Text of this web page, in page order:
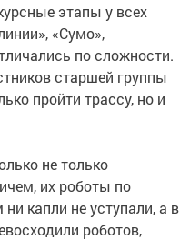
этапы у всех
«Сумо»,
по сложности.
старшей группы
пройти трассу, но и
не только
их роботы по
капли не уступали, а в
роботов,